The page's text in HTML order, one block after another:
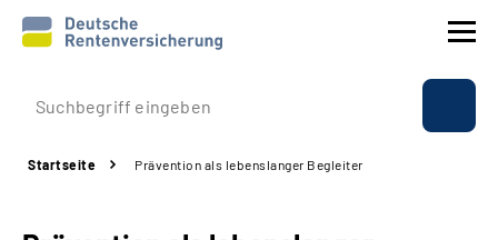
Prävention
Startseite Prävention als lebenslanger Begleiter